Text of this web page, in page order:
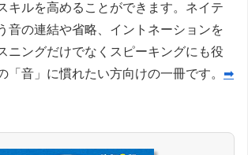
キルを高めることができます。ネイテ
音の連結や省略、イントネーションを
ニングだけでなくスピーキングにも役
「音」に慣れたい方向けの一冊です。 ➡